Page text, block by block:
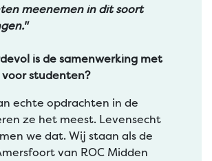
meenemen in dit soort
is de samenwerking met
studenten?
echte opdrachten in de
ze het meest. Levensecht
we dat. Wij staan als de
van ROC Midden